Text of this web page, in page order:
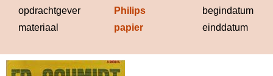
opdrachtgever
Philips
begindatum
materiaal
papier einddatum